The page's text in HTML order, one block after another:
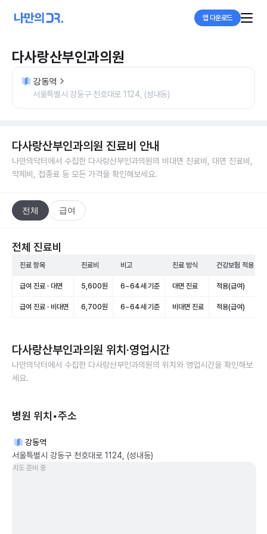
앱 다운로드
다사랑산부인과의원
강동역
서울특별시 강동구 천호대로 1124, (성내동)
다사랑산부인과의원 진료비 안내
나만의닥터에서 수집한 다사랑산부인과의원의 비대면 진료비, 대면 진료비,
약제비, 접종료 등 모든 가격을 확인해보세요.
전체 급여
전체 진료비
진료 항목 진료비 비고 진료 방식 건강보험 적용
급여 진료 · 대면 5,600원 6~64세 기준 대면 진료 적용(급여)
급여 진료 · 비대면 6,700원 6~64세 기준 비대면 진료 적용(급여)
다사랑산부인과의원 위치·영업시간
나만의닥터에서 수집한 다사랑산부인과의원의 위치와 영업시간을 확인해보
세요.
병원 위치•주소
강동역
서울특별시 강동구 천호대로 1124, (성내동)
지도 준비 중